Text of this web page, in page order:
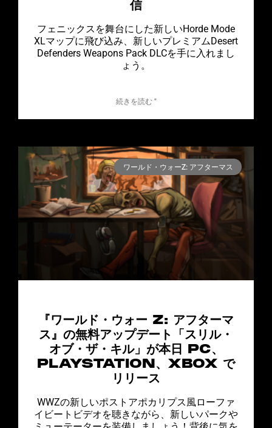
信
フェニックスを舞台にした新しいHorde Mode
XLマップに飛び込み、新しいプレミアムDesert
Defenders Weapons Pack DLCを手に入れまし
ょう。
続きを読む "
ワールド・ウォーZ: アフターマス
『ワールド・ウォー Z: アフターマ
ス』の無料アップデート「スリル・
オブ・ザ・キル」が本日 PC、
PLAYSTATION、XBOX で
リリース
WWZの新しいポストアポカリプス風ローファ
イビートビデオを聴きながら、新しいパークや